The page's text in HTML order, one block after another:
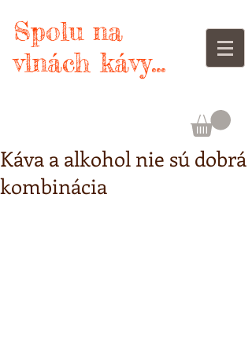
Spolu na
vlnách kávy...
Káva a alkohol nie sú dobrá
kombinácia